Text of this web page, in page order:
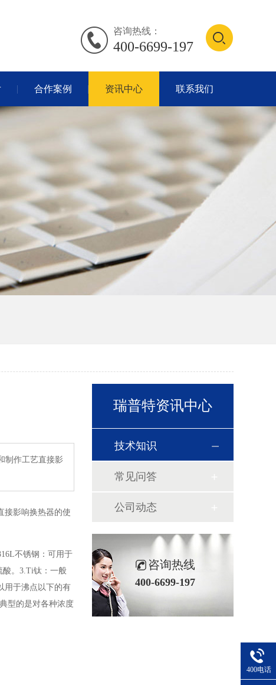
咨询热线：
400-6699-197
合作案例 资讯中心 联系我们
制作工艺直接影
接影响换热器的使
不锈钢：可用于
。 3.Ti钛：一般
用于沸点以下的有
型的是对各种浓度
瑞普特资讯中心
技术知识
常见问答
公司动态
咨询热线
400-6699-197
400电话